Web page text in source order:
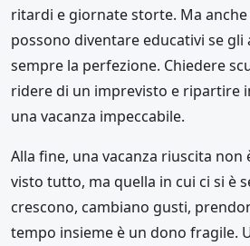
ritardi e giornate storte. Ma
possono diventare educativi se
sempre la perfezione. Chiedere
ridere di un imprevisto e ripartire
una vacanza impeccabile.
Alla fine, una vacanza riuscita non
visto tutto, ma quella in cui ci si è
crescono, cambiano gusti,
tempo insieme è un dono fragile.